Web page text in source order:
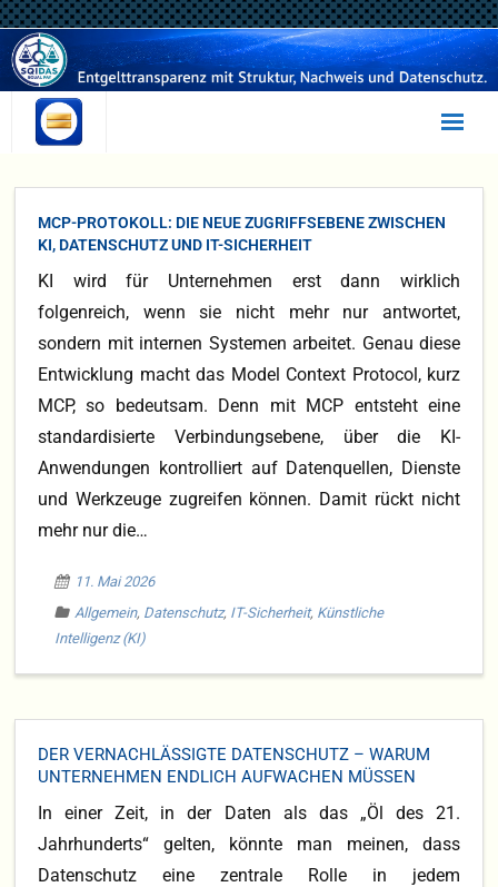
Selbsttest
Irrtümer
Beratung
Umsetzung
SQIDAS
Blog
DS-GVO
MCP-PROTOKOLL: DIE NEUE ZUGRIFFSEBENE ZWISCHEN
KI, DATENSCHUTZ UND IT-SICHERHEIT
KI wird für Unternehmen erst dann wirklich
folgenreich, wenn sie nicht mehr nur antwortet,
sondern mit internen Systemen arbeitet. Genau diese
Entwicklung macht das Model Context Protocol, kurz
MCP, so bedeutsam. Denn mit MCP entsteht eine
standardisierte Verbindungsebene, über die KI-
Anwendungen kontrolliert auf Datenquellen, Dienste
und Werkzeuge zugreifen können. Damit rückt nicht
mehr nur die…
11. Mai 2026
Allgemein, Datenschutz, IT-Sicherheit, Künstliche
Intelligenz (KI)
DER VERNACHLÄSSIGTE DATENSCHUTZ – WARUM
UNTERNEHMEN ENDLICH AUFWACHEN MÜSSEN
In einer Zeit, in der Daten als das „Öl des 21.
Jahrhunderts“ gelten, könnte man meinen, dass
Datenschutz eine zentrale Rolle in jedem